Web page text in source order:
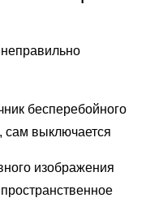
бесперебойного
сам выключается
изображения